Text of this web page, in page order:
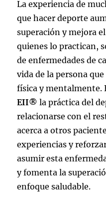
La experiencia de
que hacer deporte
superación y mejora
quienes lo practican,
de enfermedades de
vida de la persona
física y mentalmente.
EII® la práctica del
relacionarse con el
acerca a otros
experiencias y
asumir esta
y fomenta la
enfoque saludable.